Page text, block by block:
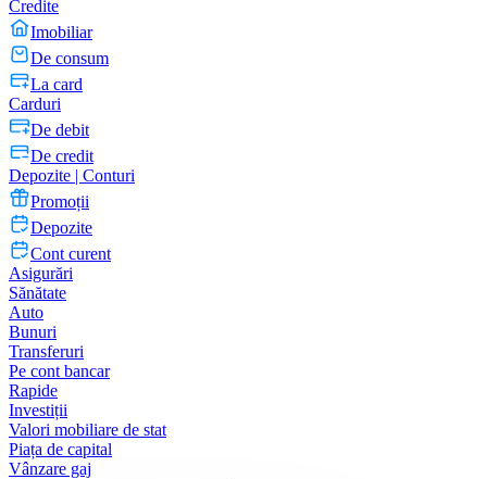
Credite
Imobiliar
De consum
La card
Carduri
De debit
De credit
Depozite | Conturi
Promoții
Depozite
Cont curent
Asigurări
Sănătate
Auto
Bunuri
Transferuri
Pe cont bancar
Rapide
Investiții
Valori mobiliare de stat
Piața de capital
Vânzare gaj